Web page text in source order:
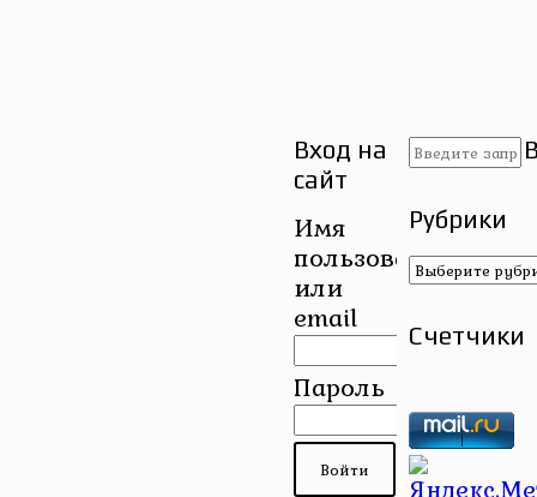
Вход на
сайт
Имя
пользователя
или
email
Пароль
Рубрики
Рубрики
Счетчики